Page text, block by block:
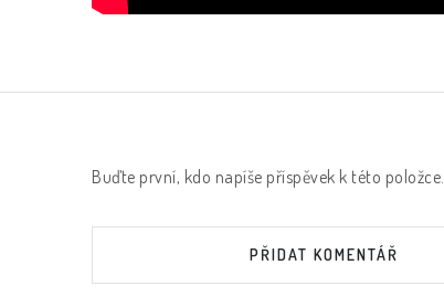
Buďte první, kdo napíše příspěvek k této položce.
PŘIDAT KOMENTÁŘ